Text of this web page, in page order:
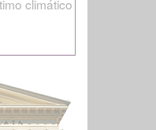
climático